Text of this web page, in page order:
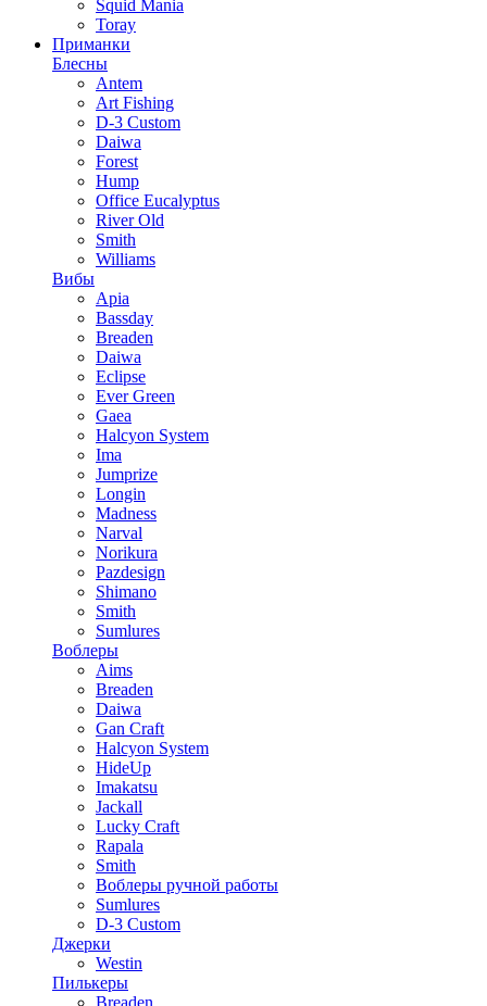
Squid Mania
Toray
Приманки
Блесны
Antem
Art Fishing
D-3 Custom
Daiwa
Forest
Hump
Office Eucalyptus
River Old
Smith
Williams
Вибы
Apia
Bassday
Breaden
Daiwa
Eclipse
Ever Green
Gaea
Halcyon System
Ima
Jumprize
Longin
Madness
Narval
Norikura
Pazdesign
Shimano
Smith
Sumlures
Воблеры
Aims
Breaden
Daiwa
Gan Craft
Halcyon System
HideUp
Imakatsu
Jackall
Lucky Craft
Rapala
Smith
Воблеры ручной работы
Sumlures
D-3 Custom
Джерки
Westin
Пилькеры
Breaden